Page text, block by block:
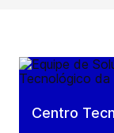
Centro